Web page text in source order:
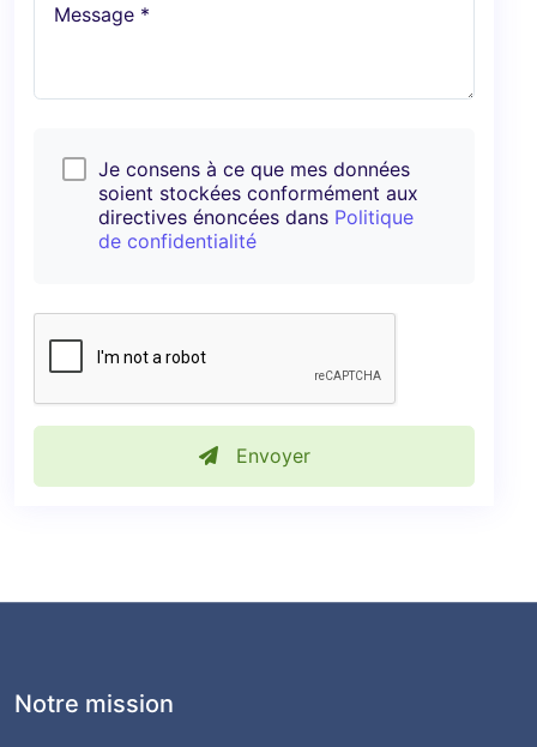
Message *
Je consens à ce que mes données
soient stockées conformément aux
directives énoncées dans Politique
de confidentialité
Envoyer
Notre mission